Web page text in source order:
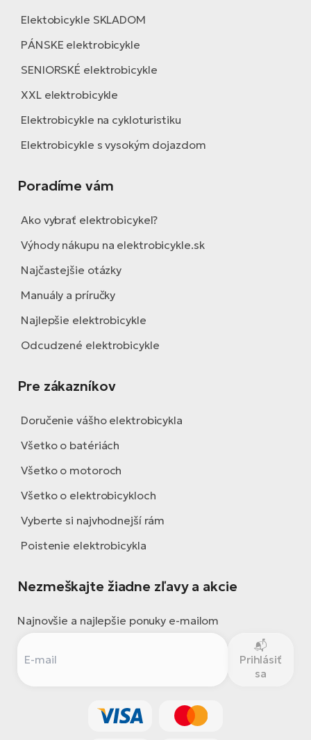
Elektobicykle SKLADOM
PÁNSKE elektrobicykle
SENIORSKÉ elektrobicykle
XXL elektrobicykle
Elektrobicykle na cykloturistiku
Elektrobicykle s vysokým dojazdom
Poradíme vám
Ako vybrať elektrobicykel?
Výhody nákupu na elektrobicykle.sk
Najčastejšie otázky
Manuály a príručky
Najlepšie elektrobicykle
Odcudzené elektrobicykle
Pre zákazníkov
Doručenie vášho elektrobicykla
Všetko o batériách
Všetko o motoroch
Všetko o elektrobicykloch
Vyberte si najvhodnejší rám
Poistenie elektrobicykla
Nezmeškajte žiadne zľavy a akcie
Najnovšie a najlepšie ponuky e-mailom
Prihlásiť
sa